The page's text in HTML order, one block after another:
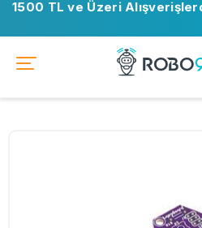
1500 TL ve Üzeri